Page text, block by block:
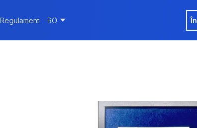
Regulament RO